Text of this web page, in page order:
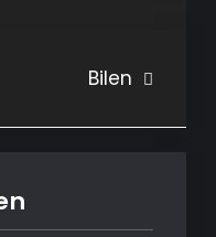
Bilen